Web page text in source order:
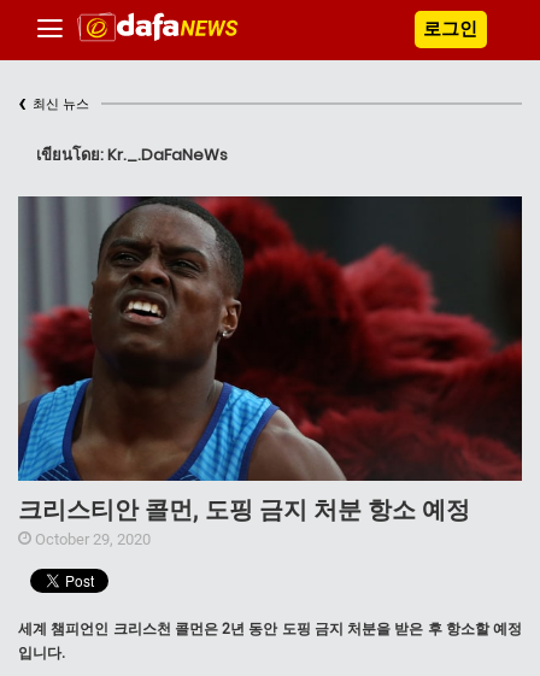
로그인
‹ 최신 뉴스
เขียนโดย: Kr._.DaFaNeWs
크리스티안 콜먼, 도핑 금지 처분 항소 예정
October 29, 2020
세계 챔피언인 크리스천 콜먼은 2년 동안 도핑 금지 처분을 받은 후 항소할 예정
입니다.